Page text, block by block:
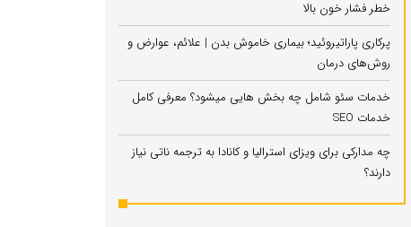
خطر فشار خون بالا
پرکاری پاراتیروئید؛ بیماری خاموش بدن | علائم، عوارض و
روش‌های درمان
خدمات سئو شامل چه بخش هایی میشود؟ معرفی کامل
خدمات SEO
چه مدارکی برای ویزای استرالیا و کانادا به ترجمه ناتی نیاز
دارند؟